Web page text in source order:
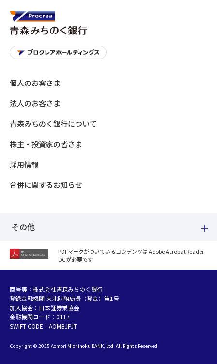
個人のお客さま
法人のお客さま
青森みちのく銀行について
株主・投資家の皆さま
採用情報
合併に関するお知らせ
その他
紛失した場合
個人データおよび法人情報に関するグループ共同利用について
マネー・ローンダリング等及び金融犯罪の防止について
販売勧誘方針
お客さまの資産形成支援に向けた業務運営方針
金融円滑化への取組み
PDFマークがついているコンテンツは Adobe Acrobat Reader
DC が必要です
商号等：株式会社青森みちのく銀行
登録金融機関 東北財務局長（登金）第1号
加入協会：日本証券業協会
金融機関コード：0117
SWIFT CODE：AOMBJPJT
Copyright © 2025 Aomori Michinoku BANK, Ltd. All Rights Reserved.